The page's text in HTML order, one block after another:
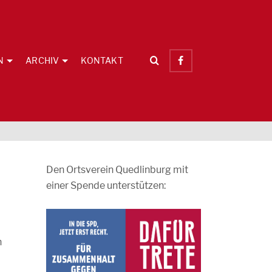
ARCHIV KONTAKT
Den Ortsverein Quedlinburg mit
einer Spende unterstützen: